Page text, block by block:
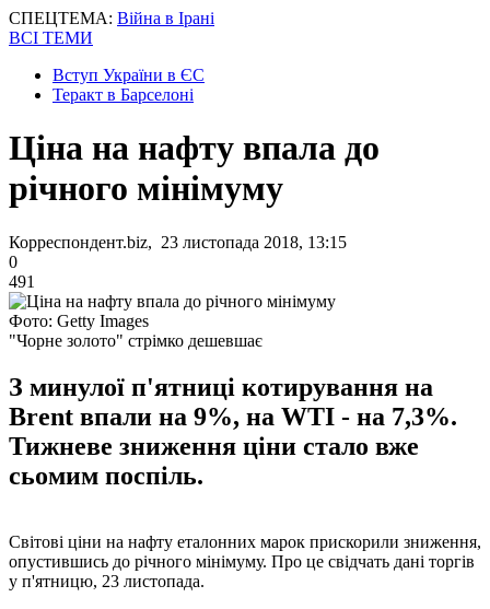
СПЕЦТЕМА: Війна в Ірані
ВСІ ТЕМИ
Вступ України в ЄС
Теракт в Барселоні
Ціна на нафту впала до
річного мінімуму
Корреспондент.biz, 23 листопада 2018, 13:15
0
491
Фото: Getty Images
"Чорне золото" стрімко дешевшає
З минулої п'ятниці котирування на
Brent впали на 9%, на WTI - на 7,3%.
Тижневе зниження ціни стало вже
сьомим поспіль.
Світові ціни на нафту еталонних марок прискорили зниження,
опустившись до річного мінімуму. Про це свідчать дані торгів
у п'ятницю, 23 листопада.